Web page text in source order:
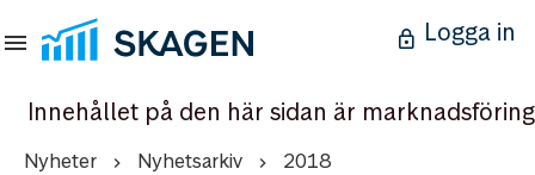
Logga in
Innehållet på den här sidan är marknadsföring
Nyheter Nyhetsarkiv 2018